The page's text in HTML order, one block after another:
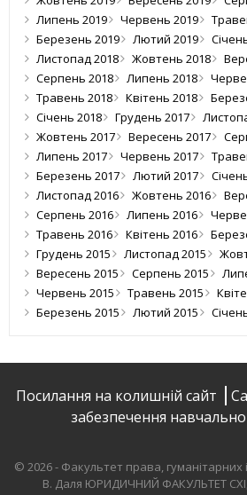
Липень 2019
Червень 2019
Березень 2019
Лютий 2019
Листопад 2018
Жовтень 2018
Серпень 2018
Липень 2018
Травень 2018
Квітень 2018
Січень 2018
Грудень 2017
Жовтень 2017
Вересень 2017
Липень 2017
Червень 2017
Березень 2017
Лютий 2017
Листопад 2016
Жовтень 2016
Серпень 2016
Липень 2016
Травень 2016
Квітень 2016
Грудень 2015
Листопад 2015
Вересень 2015
Серпень 2015
Червень 2015
Травень 2015
Березень 2015
Лютий 2015
Посилання на колишній сайт
забезпечення
© 2026 - Факультет права, гуманітарних
В. Даля ЮРИДИЧНИЙ ФАКУЛЬТЕТ